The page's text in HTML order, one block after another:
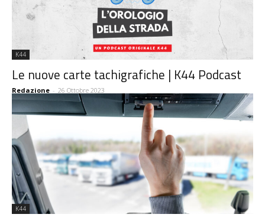
K44
Le nuove carte tachigrafiche | K44 Podcast
Redazione - 26 Ottobre 2023
K44